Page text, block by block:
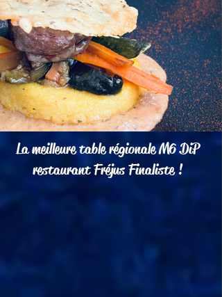
La meilleure table régionale M6 DiP
restaurant Fréjus Finaliste !